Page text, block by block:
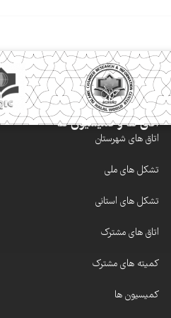
اتاق ها و کمیسیون ها
اتاق های شهرستان
تشکل های ملی
تشکل های استانی
اتاق های مشترک
کمیته های مشترک
کمیسیون ها